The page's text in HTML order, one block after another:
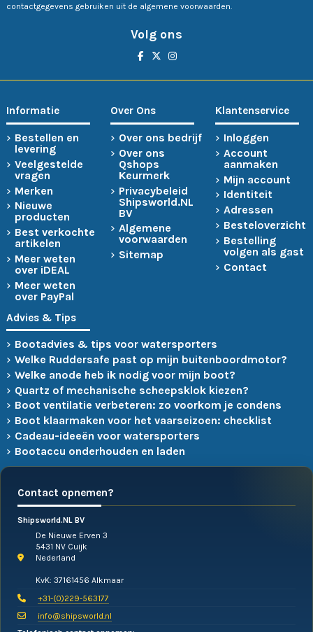
contactgegevens gebruiken uit de algemene voorwaarden.
Volg ons
Informatie
Bestellen en
levering
Veelgestelde
vragen
Merken
Nieuwe
producten
Best verkochte
artikelen
Meer weten
over iDEAL
Meer weten
over PayPal
Over Ons
Over ons bedrijf
Over ons
Qshops
Keurmerk
Privacybeleid
Shipsworld.NL
BV
Algemene
voorwaarden
Sitemap
Klantenservice
Inloggen
Account
aanmaken
Mijn account
Identiteit
Adressen
Besteloverzicht
Bestelling
volgen als gast
Contact
Advies & Tips
Bootadvies & tips voor watersporters
Welke Ruddersafe past op mijn buitenboordmotor?
Welke anode heb ik nodig voor mijn boot?
Quartz of mechanische scheepsklok kiezen?
Boot ventilatie verbeteren: zo voorkom je condens
Boot klaarmaken voor het vaarseizoen: checklist
Cadeau-ideeën voor watersporters
Bootaccu onderhouden en laden
Contact opnemen?
Shipsworld.NL BV
De Nieuwe Erven 3
5431 NV Cuijk
Nederland
KvK: 37161456 Alkmaar
+31-(0)229-563177
info@shipsworld.nl